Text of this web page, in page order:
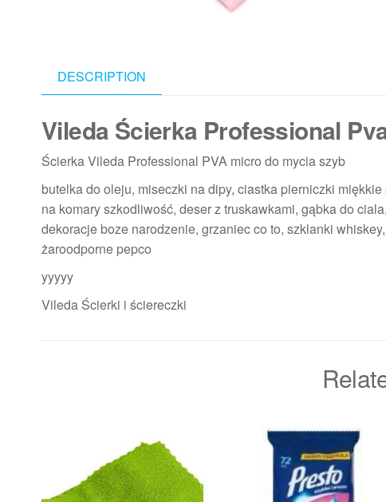
DESCRIPTION
Vileda Ścierka Professional
Ścierka Vileda Professional PVA micro do mycia szyb
butelka do oleju, miseczki na dipy, ciastka pierniczki
na komary szkodliwość, deser z truskawkami, gąbka do
dekoracje boze narodzenie, grzaniec co to, szklanki
żaroodporne pepco
yyyyy
Vileda Ścierki i ściereczki